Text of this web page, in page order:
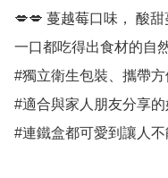
💋💋 蔓越莓口味， 酸
一口都吃得出食材的自
#獨立衛生包裝、攜帶方
#適合與家人朋友分享的
#連鐵盒都可愛到讓人